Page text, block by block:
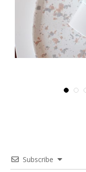
Subscribe